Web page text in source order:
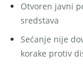
Otvoren javni
sredstava
Sećanje nije
korake protiv